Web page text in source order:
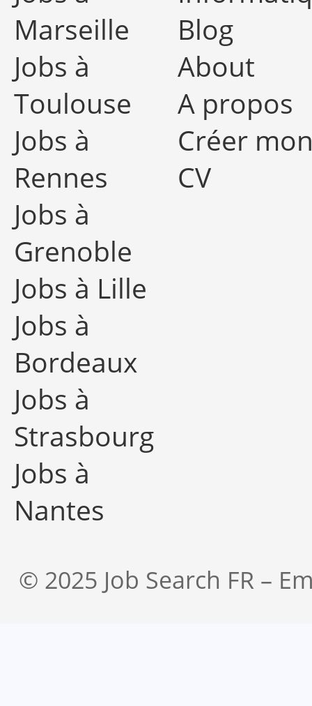
Marseille
Jobs à
Toulouse
Jobs à
Rennes
Jobs à
Grenoble
Jobs à Lille
Jobs à
Bordeaux
Jobs à
Strasbourg
Jobs à
Nantes
Blog
About
A propos
Créer
CV
© 2025 Job Search FR –